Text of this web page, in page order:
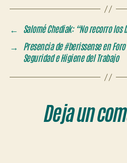
← Salomé Chediak: “No recorro
→ Presencia de #berissense en
Seguridad e Higiene del Trabajo
Deja un